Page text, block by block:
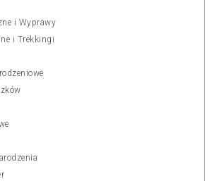
i Wyprawy
i Trekkingi